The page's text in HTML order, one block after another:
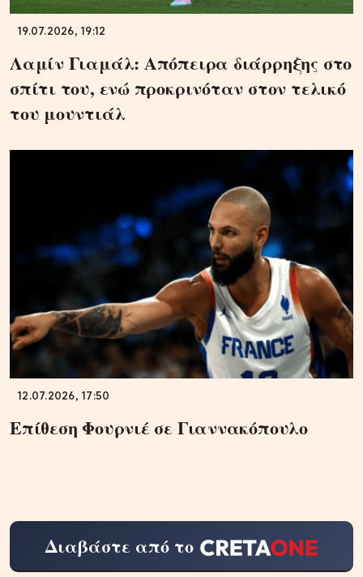
19.07.2026, 19:12
Λαμίν Γιαμάλ: Απόπειρα διάρρηξης στο
σπίτι του, ενώ προκρινόταν στον τελικό
του μουντιάλ
12.07.2026, 17:50
Επίθεση Φουρνιέ σε Γιαννακόπουλο
Διαβάστε από το